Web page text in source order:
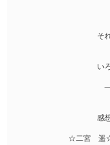
そ
い
感
☆二宮 遥☆